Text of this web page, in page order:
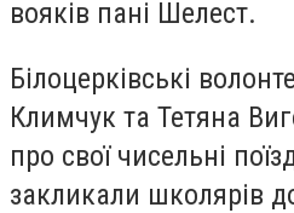
вояків пані Шелест.
Білоцерківські
Климчук та Тетяна
про свої чисельні
закликали школярів